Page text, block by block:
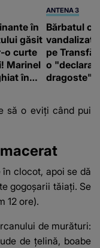
în
găsit
o curte
Marinel
în
ANTENA 3
Bărbatul
vandalizat
pe
o
dragoste"
să o eviți când pui
clocot, apoi se dă
gogoșarii tăiați. Se
12 ore).
de murături:
de țelină, boabe